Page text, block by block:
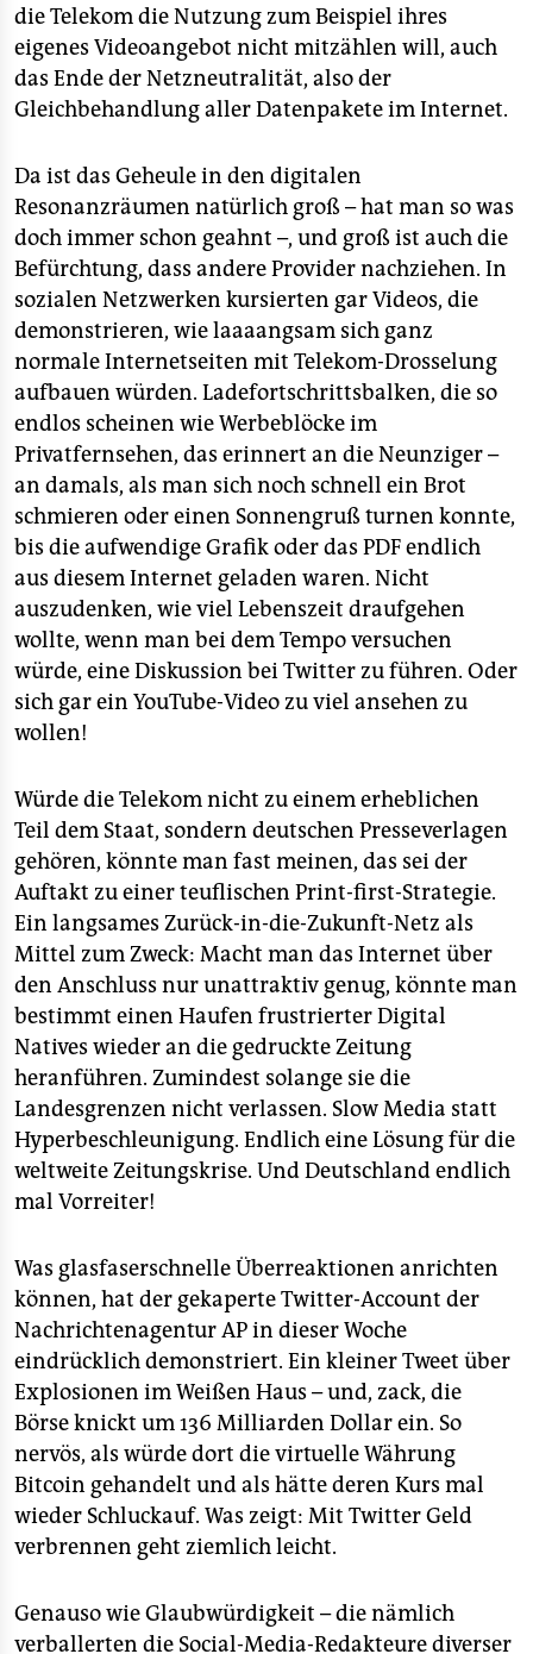
genossenschaft
epaper login
die Telekom die Nutzung zum Beispiel ihres
eigenes Videoangebot nicht mitzählen will, auch
das Ende der Netzneutralität, also der
Gleichbehandlung aller Datenpakete im Internet.
Da ist das Geheule in den digitalen
Resonanzräumen natürlich groß – hat man so was
doch immer schon geahnt –, und groß ist auch die
Befürchtung, dass andere Provider nachziehen. In
sozialen Netzwerken kursierten gar Videos, die
demonstrieren, wie laaaangsam sich ganz
normale Internetseiten mit Telekom-Drosselung
aufbauen würden. Ladefortschrittsbalken, die so
endlos scheinen wie Werbeblöcke im
Privatfernsehen, das erinnert an die Neunziger –
an damals, als man sich noch schnell ein Brot
schmieren oder einen Sonnengruß turnen konnte,
bis die aufwendige Grafik oder das PDF endlich
aus diesem Internet geladen waren. Nicht
auszudenken, wie viel Lebenszeit draufgehen
wollte, wenn man bei dem Tempo versuchen
würde, eine Diskussion bei Twitter zu führen. Oder
sich gar ein YouTube-Video zu viel ansehen zu
wollen!
Würde die Telekom nicht zu einem erheblichen
Teil dem Staat, sondern deutschen Presseverlagen
gehören, könnte man fast meinen, das sei der
Auftakt zu einer teuflischen Print-first-Strategie.
Ein langsames Zurück-in-die-Zukunft-Netz als
Mittel zum Zweck: Macht man das Internet über
den Anschluss nur unattraktiv genug, könnte man
bestimmt einen Haufen frustrierter Digital
Natives wieder an die gedruckte Zeitung
heranführen. Zumindest solange sie die
Landesgrenzen nicht verlassen. Slow Media statt
Hyperbeschleunigung. Endlich eine Lösung für die
weltweite Zeitungskrise. Und Deutschland endlich
mal Vorreiter!
Was glasfaserschnelle Überreaktionen anrichten
können, hat der gekaperte Twitter-Account der
Nachrichtenagentur AP in dieser Woche
eindrücklich demonstriert. Ein kleiner Tweet über
Explosionen im Weißen Haus – und, zack, die
Börse knickt um 136 Milliarden Dollar ein. So
nervös, als würde dort die virtuelle Währung
Bitcoin gehandelt und als hätte deren Kurs mal
wieder Schluckauf. Was zeigt: Mit Twitter Geld
verbrennen geht ziemlich leicht.
Genauso wie Glaubwürdigkeit – die nämlich
verballerten die Social-Media-Redakteure diverser